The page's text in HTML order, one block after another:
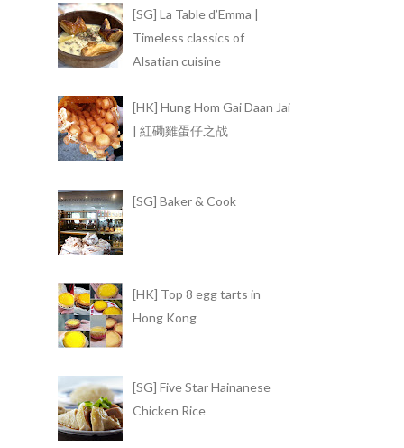
[SG] La Table d’Emma |
Timeless classics of
Alsatian cuisine
[HK] Hung Hom Gai Daan Jai
| 紅磡雞蛋仔之战
[SG] Baker & Cook
[HK] Top 8 egg tarts in
Hong Kong
[SG] Five Star Hainanese
Chicken Rice